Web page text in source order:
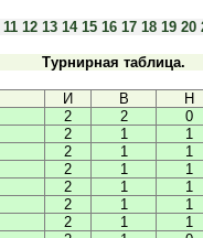
11 12 13 14 15 16 17 18 19 20
Турнирная таблица.
И В Н
2 2 0
2 1 1
2 1 1
2 1 1
2 1 1
2 1 1
2 1 1